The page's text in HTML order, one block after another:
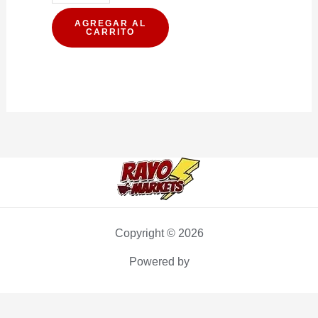
CEREAL
PROTEIN
cantidad
AGREGAR AL
CARRITO
Copyright © 2026
Powered by